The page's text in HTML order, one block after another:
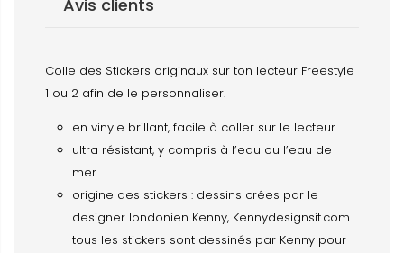
Avis clients
Colle des Stickers originaux sur ton lecteur Freestyle
1 ou 2 afin de le personnaliser.
en vinyle brillant, facile à coller sur le lecteur
ultra résistant, y compris à l’eau ou l’eau de
mer
origine des stickers : dessins crées par le
designer londonien Kenny, Kennydesignsit.com
tous les stickers sont dessinés par Kenny pour